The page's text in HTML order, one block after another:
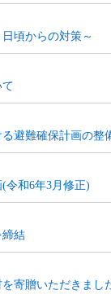
頃からの対策～
避難確保計画の整
令和6年3月修正)
締結
寄贈いただきまし